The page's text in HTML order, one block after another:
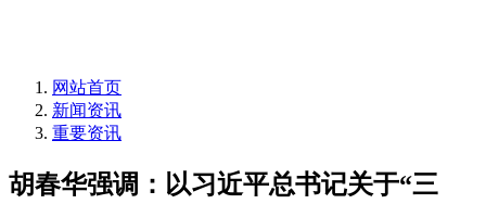
网站首页
新闻资讯
重要资讯
胡春华强调：以习近平总书记关于“三